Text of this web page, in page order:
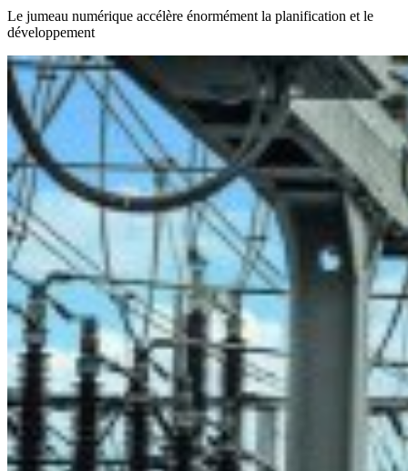
Le jumeau numérique accélère énormément la planification et le
développement